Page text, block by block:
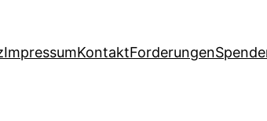
ImpressumKontaktForderungen